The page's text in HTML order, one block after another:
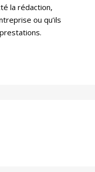
la rédaction,
ou qu’ils